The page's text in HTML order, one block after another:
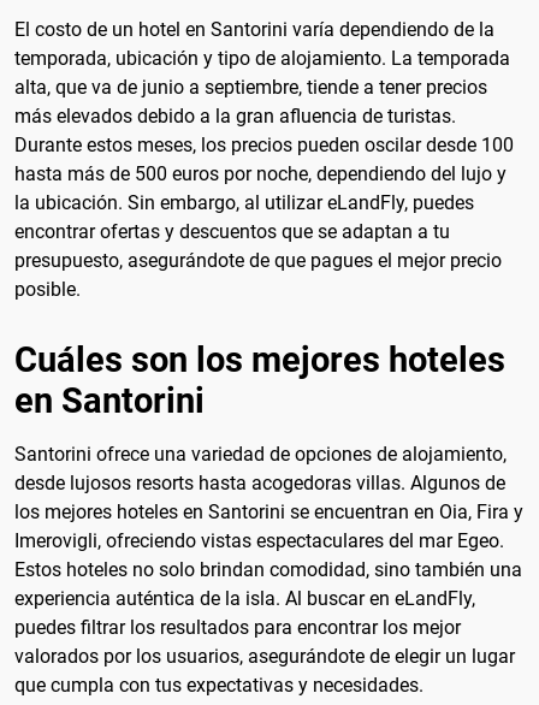
El costo de un hotel en Santorini varía dependiendo de la
temporada, ubicación y tipo de alojamiento. La temporada
alta, que va de junio a septiembre, tiende a tener precios
más elevados debido a la gran afluencia de turistas.
Durante estos meses, los precios pueden oscilar desde 100
hasta más de 500 euros por noche, dependiendo del lujo y
la ubicación. Sin embargo, al utilizar eLandFly, puedes
encontrar ofertas y descuentos que se adaptan a tu
presupuesto, asegurándote de que pagues el mejor precio
posible.
Cuáles son los mejores hoteles
en Santorini
Santorini ofrece una variedad de opciones de alojamiento,
desde lujosos resorts hasta acogedoras villas. Algunos de
los mejores hoteles en Santorini se encuentran en Oia, Fira y
Imerovigli, ofreciendo vistas espectaculares del mar Egeo.
Estos hoteles no solo brindan comodidad, sino también una
experiencia auténtica de la isla. Al buscar en eLandFly,
puedes filtrar los resultados para encontrar los mejor
valorados por los usuarios, asegurándote de elegir un lugar
que cumpla con tus expectativas y necesidades.